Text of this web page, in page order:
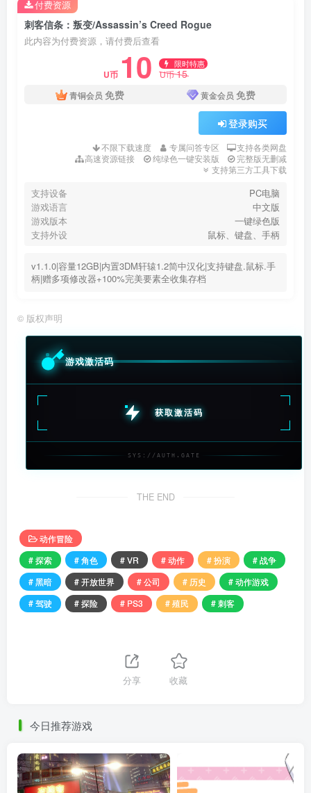
刺客信条：叛变/Assassin’s Creed Rogue
此内容为付费资源，请付费后查看
U币 10 限时特惠
U币15
青铜会员 免费 黄金会员 免费
登录购买
不限下载速度 专属问答专区
支持各类网盘
高速资源链接
纯绿色一键安装版
完整版无删减
支持第三方工具下载
支持设备
PC电脑
游戏语言
中文版
游戏版本
一键绿色版
支持外设
鼠标、键盘、手柄
v1.1.0|容量12GB|内置3DM轩辕1.2简中汉化|支持键盘.鼠标.手
柄|赠多项修改器+100%完美要素全收集存档
付费资源
© 版权声明
游戏激活码
获取激活码
SYS://AUTH.GATE
THE END
动作冒险
# 探索
# 角色 # VR # 动作 # 扮演
# 战争
# 黑暗
# 开放世界 # 公司 # 历史
# 动作游戏
# 驾驶
# 探险 # PS3 # 殖民 # 刺客
分享 收藏
今日推荐游戏